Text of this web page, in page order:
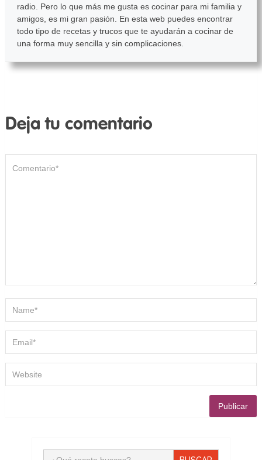
radio. Pero lo que más me gusta es cocinar para mi familia y
amigos, es mi gran pasión. En esta web puedes encontrar
todo tipo de recetas y trucos que te ayudarán a cocinar de
una forma muy sencilla y sin complicaciones.
Deja tu comentario
Buscar: